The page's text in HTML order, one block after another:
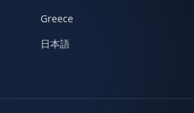
Greece
日本語